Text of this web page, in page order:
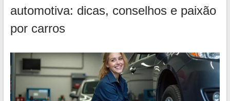
automotiva: dicas, conselhos e paixão
por carros